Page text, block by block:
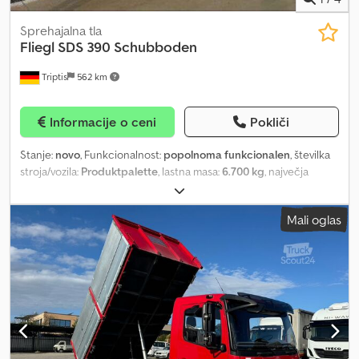
Triptis 562 km
Sprehajalna tla
Fliegl SDS 390 Schubboden
Informacije o ceni Pokliči
Stanje: novo, Funkcionalnost: popolnoma funkcionalen, številka
stroja/vozila: Produktpalette, lastna masa:6.700 kg, največja
28.300 kg
konfiguracija osi:3 osi, dolžina tovornega prostora:13.460 mm,
širina tovornega prostora:
, prostornina tovornega
prostora:92 m³, skupna dolžina:13.800 mm
mm, skupna višina: 4.000 mm, vzmetenje:
, velikost
pnevmatike:385/55 r22.5 , stanje pnevmatik:100 odstotek
Dodatne informacije Podvozje Zvarjena konstrukcija iz finega
zrnatega jekla v lahki izvedbi, do podpornih nog, sedelna plošča z
izmenljivim 2. kraljevim zatičem Priprava za pričvrstitvene obroče
ob strani v tleh 24 t, dvostopenjska podporna noga, enostransko
Mali oglas